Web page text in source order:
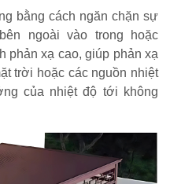
bằng cách ngăn chặn sự
ngoài vào trong hoặc
phản xạ cao, giúp phản xạ
trời hoặc các nguồn nhiệt
của nhiệt độ tới không